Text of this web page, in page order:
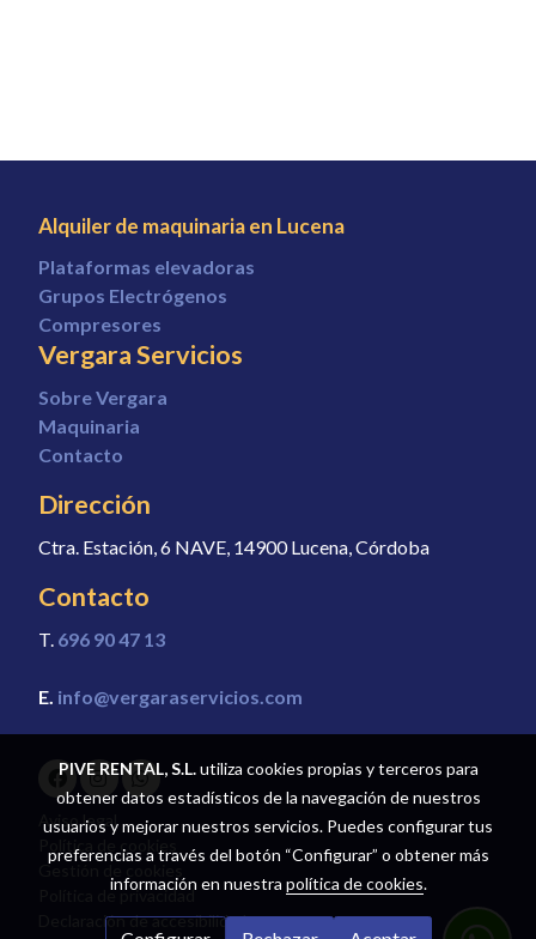
Alquiler de maquinaria en Lucena
Plataformas elevadoras
Grupos Electrógenos
Compresores
Vergara Servicios
Sobre Vergara
Maquinaria
Contacto
Dirección
Ctra. Estación, 6 NAVE, 14900 Lucena, Córdoba
Contacto
T. 696 90 47 13
E. info@vergaraservicios.com
Aviso legal
Política de cookies
Gestión de cookies
Política de privacidad
Declaración de accesibilidad
PIVE RENTAL, S.L.utiliza cookies propias y terceros para
obtener datos estadísticos de la navegación de nuestros
usuarios y mejorar nuestros servicios. Puedes configurar tus
preferencias a través del botón “Configurar” o obtener más
información en nuestra política de cookies.